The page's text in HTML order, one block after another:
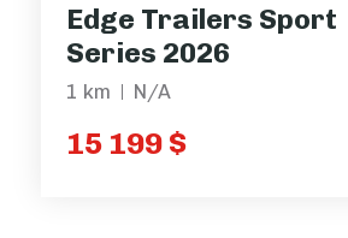
Edge Trailers Sport
Series 2026
1 km N/A
15 199 $